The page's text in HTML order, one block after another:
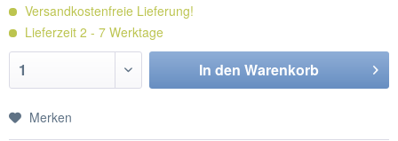
Versandkostenfreie Lieferung!
Lieferzeit 2 - 7 Werktage
In den Warenkorb
Merken